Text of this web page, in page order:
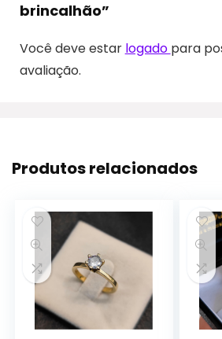
brincalhão”
Você deve estar logado para
avaliação.
Produtos relacionados